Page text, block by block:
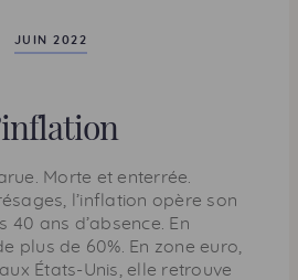
t
a
g
e
JUIN 2022
Morte et enterrée.
l’inflation opère son
ans d’absence. En
plus de 60%. En zone euro,
États-Unis, elle retrouve